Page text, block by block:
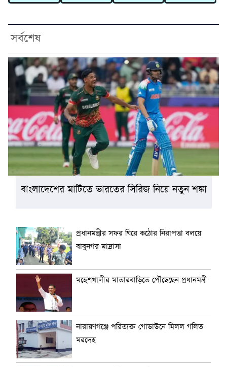
সর্বশেষ
বাংলাদেশের মাটিতে ভারতের সিরিজ নিয়ে নতুন শঙ্কা
প্রধানমন্ত্রীর সফর ঘিরে কঠোর নিরাপত্তা বলয়ে
বাবুনগর মাদ্রাসা
মহেশখালীর মাতারবাড়িতে পৌঁছেছেন প্রধানমন্ত্রী
নারায়ণগঞ্জে পরিত্যক্ত গোডাউনে মিলল গলিত
মরদেহ